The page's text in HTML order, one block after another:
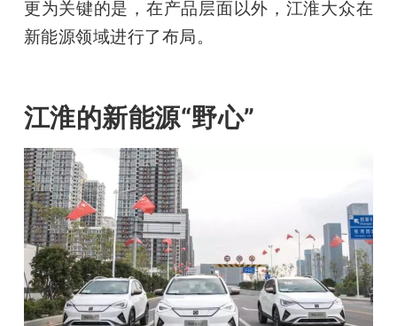
更为关键的是， 在产品层面以外，江淮大众在
新能源领域进行了布局。
江淮的新能源“野心”